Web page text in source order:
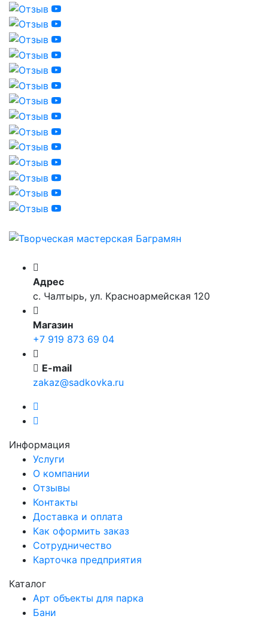
Адрес
с. Чалтырь, ул. Красноармейская 120
Магазин
+7 919 873 69 04
E-mail
zakaz@sadkovka.ru
Информация
Услуги
О компании
Отзывы
Контакты
Доставка и оплата
Как оформить заказ
Сотрудничество
Карточка предприятия
Каталог
Арт объекты для парка
Бани